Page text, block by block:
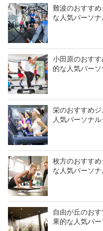
難波のおすす
な人気パーソ
小田原のおす
的な人気パー
栄のおすすめ
人気パーソナ
枚方のおすす
な人気パーソ
自由が丘のお
果的な人気パ